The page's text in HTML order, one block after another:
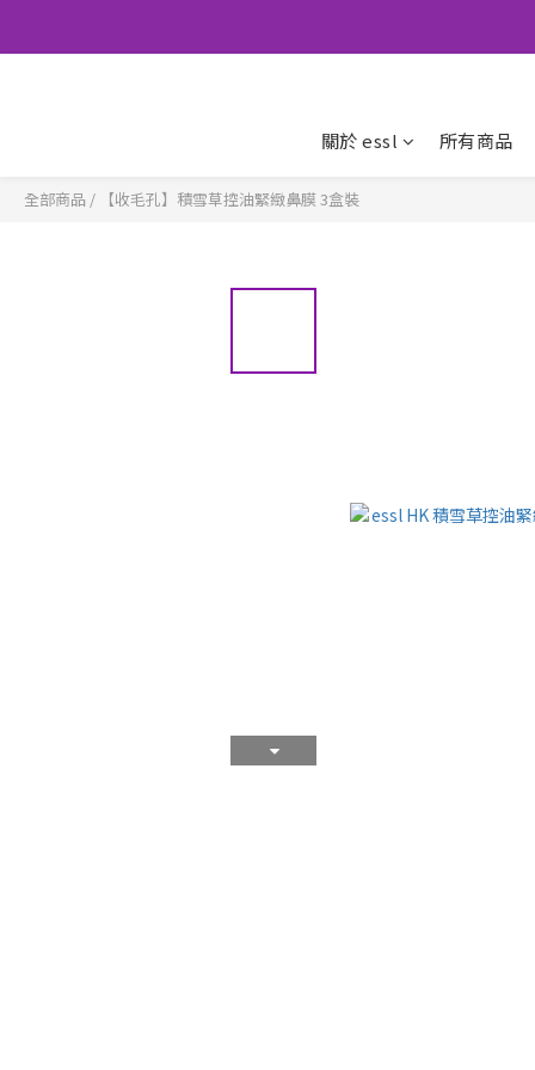
關於 essl 所有商品
全部商品 / 【收毛孔】積雪草控油緊緻鼻膜 3盒裝